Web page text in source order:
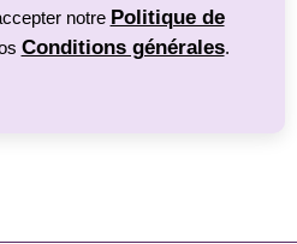
notre Politique de
Conditions générales.